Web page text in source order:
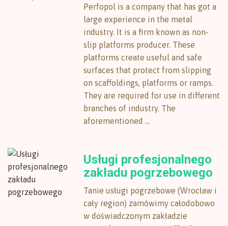
Perfopol is a company that has got a
large experience in the metal
industry. It is a firm known as non-
slip platforms producer. These
platforms create useful and safe
surfaces that protect from slipping
on scaffoldings, platforms or ramps.
They are required for use in different
branches of industry. The
aforementioned ...
Usługi profesjonalnego
zakładu pogrzebowego
Tanie usługi pogrzebowe (Wrocław i
cały region) zamówimy całodobowo
w doświadczonym zakładzie